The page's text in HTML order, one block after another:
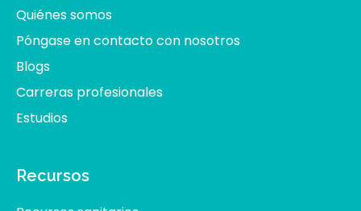
Quiénes somos
Póngase en contacto con nosotros
Blogs
Carreras profesionales
Estudios
Recursos